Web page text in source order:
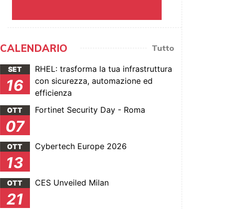
CALENDARIO Tutto
SET
16
RHEL: trasforma la tua infrastruttura
con sicurezza, automazione ed
efficienza
OTT
07
Fortinet Security Day - Roma
OTT
13
Cybertech Europe 2026
OTT
21
CES Unveiled Milan